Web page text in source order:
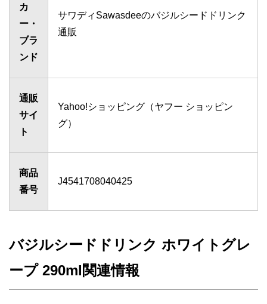
カ
ー・
ブラ
ンド
サワディSawasdeeのバジルシードドリンク
通販
通販
サイ
ト
Yahoo!ショッピング（ヤフー ショッピン
グ）
商品
番号
J4541708040425
バジルシードドリンク ホワイトグレ
ープ 290ml関連情報